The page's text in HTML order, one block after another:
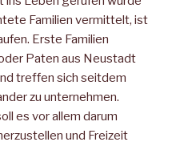
Familien vermittelt, ist
Erste Familien
Paten aus Neustadt
treffen sich seitdem
zu unternehmen.
es vor allem darum
und Freizeit